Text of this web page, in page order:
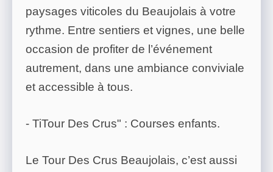
paysages viticoles du Beaujolais à votre
rythme. Entre sentiers et vignes, une belle
occasion de profiter de l’événement
autrement, dans une ambiance conviviale
et accessible à tous.
- TiTour Des Crus" : Courses enfants.
Le Tour Des Crus Beaujolais, c’est aussi